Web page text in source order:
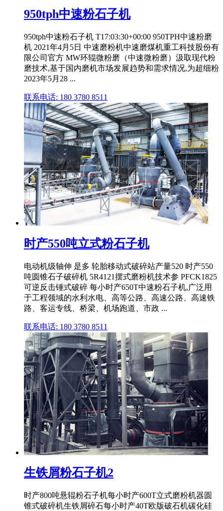
950tph中速粉石子机
950tph中速粉石子机 T17:03:30+00:00 950TPH中速粉磨
机 2021年4月5日 中速磨粉机中速磨煤机重工科技股份有
限公司官方 MW环辊微粉磨（中速微粉磨）汲取现代粉
磨技术,基于国内磨机市场发展趋势和需求情况,为超细粉
2023年5月28 ...
联系电话: 180 3780 8511
时产550吨立式粉石子机
电动机级轴伸 是多 轮胎移动式破碎站产量520 时产550
吨圆锥石子破碎机 5R4121摆式磨粉机技术参 PFCK1825
可逆反击锤式破碎 每小时产650T中速粉石子机,广泛用
于工程领域的水利水电、高等公路、高速公路、高速铁
路、客运专线、桥梁、机场跑道、市政 ...
联系电话: 180 3780 8511
生铁屑粉石子机2
时产800吨悬辊粉石子机每小时产600T立式磨粉机器圆
锥式破碎机生铁屑碎石每小时产40T欧版破石机碳化硅